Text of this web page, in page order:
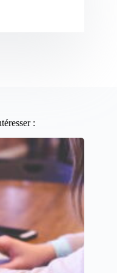
: